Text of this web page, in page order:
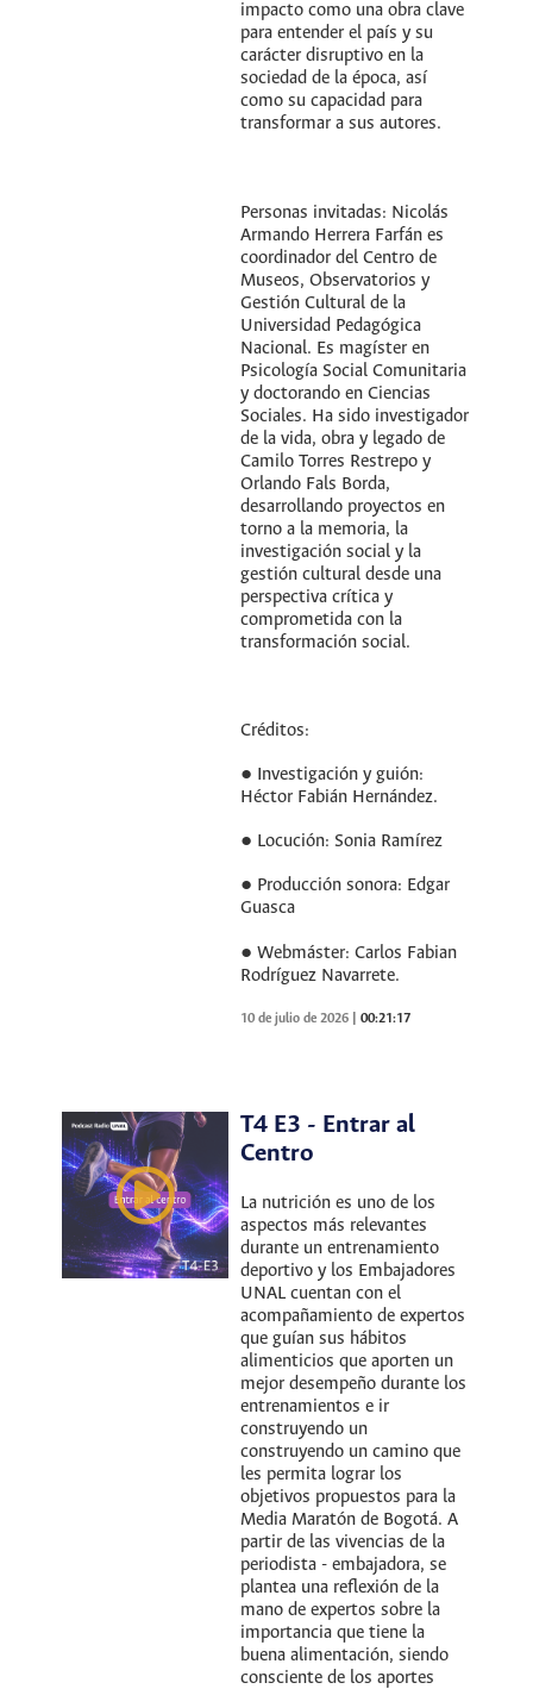
impacto como una obra clave
para entender el país y su
carácter disruptivo en la
sociedad de la época, así
como su capacidad para
transformar a sus autores.
Personas invitadas: Nicolás
Armando Herrera Farfán es
coordinador del Centro de
Museos, Observatorios y
Gestión Cultural de la
Universidad Pedagógica
Nacional. Es magíster en
Psicología Social Comunitaria
y doctorando en Ciencias
Sociales. Ha sido investigador
de la vida, obra y legado de
Camilo Torres Restrepo y
Orlando Fals Borda,
desarrollando proyectos en
torno a la memoria, la
investigación social y la
gestión cultural desde una
perspectiva crítica y
comprometida con la
transformación social.
Créditos:
● Investigación y guión:
Héctor Fabián Hernández.
● Locución: Sonia Ramírez
● Producción sonora: Edgar
Guasca
● Webmáster: Carlos Fabian
Rodríguez Navarrete.
10 de julio de 2026 |00:21:17
T4 E3 - Entrar al
Centro
La nutrición es uno de los
aspectos más relevantes
durante un entrenamiento
deportivo y los Embajadores
UNAL cuentan con el
acompañamiento de expertos
que guían sus hábitos
alimenticios que aporten un
mejor desempeño durante los
entrenamientos e ir
construyendo un
construyendo un camino que
les permita lograr los
objetivos propuestos para la
Media Maratón de Bogotá. A
partir de las vivencias de la
periodista - embajadora, se
plantea una reflexión de la
mano de expertos sobre la
importancia que tiene la
buena alimentación, siendo
consciente de los aportes